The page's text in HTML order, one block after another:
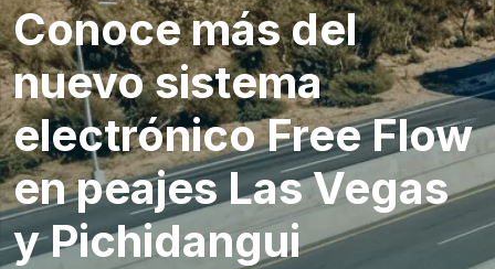
Conoce más del
nuevo sistema
electrónico Free Flow
en peajes Las Vegas
y Pichidangui